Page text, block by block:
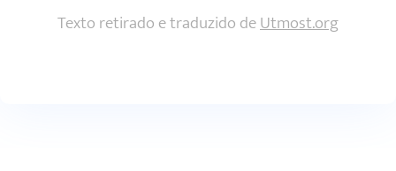
Texto retirado e traduzido deUtmost.org